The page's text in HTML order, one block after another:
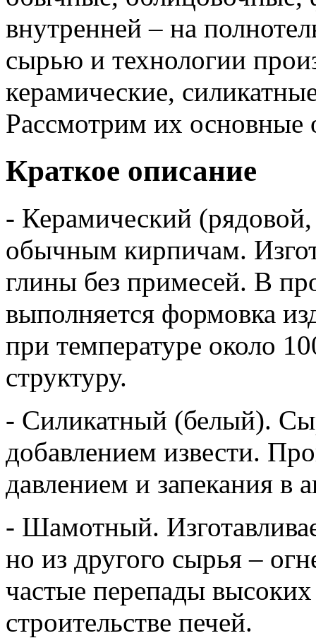
внутренней – на
сырью и технологии
керамические,
Рассмотрим их основные
Краткое описание
- Керамический
обычным кирпичам.
глины без примесей. В
выполняется формовка
при температуре около
структуру.
- Силикатный (белый).
добавлением извести.
давлением и запекания в
- Шамотный.
но из другого сырья –
частые перепады
строительстве печей.